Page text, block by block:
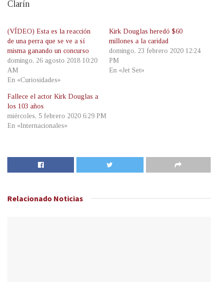
Clarín
(VÍDEO) Esta es la reacción
de una perra que se ve a sí
misma ganando un concurso
domingo, 26 agosto 2018 10:20
AM
En «Curiosidades»
Kirk Douglas heredó $60
millones a la caridad
domingo, 23 febrero 2020 12:24
PM
En «Jet Set»
Fallece el actor Kirk Douglas a
los 103 años
miércoles, 5 febrero 2020 6:29 PM
En «Internacionales»
Relacionado Noticias